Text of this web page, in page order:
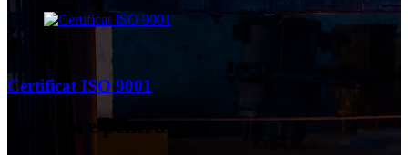
Certificat ISO 9001
Întrebare pentru preț